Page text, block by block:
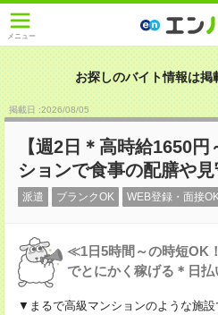
メニュー
お探しのバイト情報は掲
掲載日 :2026/08/05
【週2日＊高時給1650
ションで食事の配膳や
派遣 ブランクOK WEB登録・面接
≪1日5時間～の時短OK
でとにかく稼げる＊日払
▼まるで高級マンションのような施